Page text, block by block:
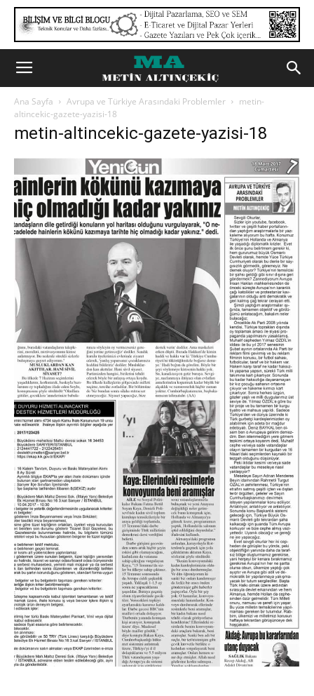
Ana Sayfa Avrupa ve Türkiye Arasındaki Problemler
metin-
altincekic-gazete-yazisi-18
metin-altincekic-gazete-yazisi-18